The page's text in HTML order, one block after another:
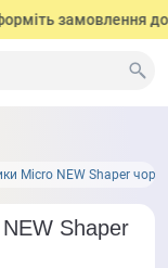
замовлення до
Micro NEW Shaper чорні
NEW Shaper